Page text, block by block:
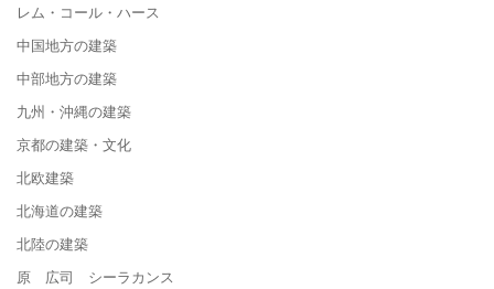
レム・コール・ハース
中国地方の建築
中部地方の建築
九州・沖縄の建築
京都の建築・文化
北欧建築
北海道の建築
北陸の建築
原 広司 シーラカンス